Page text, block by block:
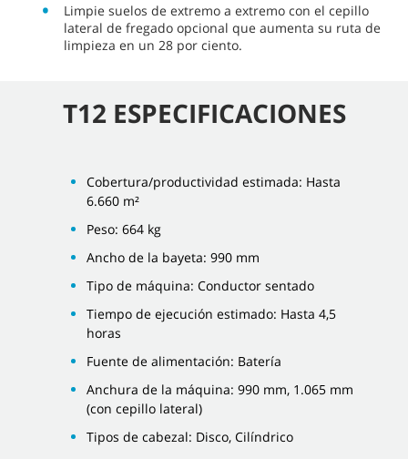
Limpie suelos de extremo a extremo con el cepillo
lateral de fregado opcional que aumenta su ruta de
limpieza en un 28 por ciento.
T12 ESPECIFICACIONES
Cobertura/productividad estimada: Hasta
6.660 m²
Peso: 664 kg
Ancho de la bayeta: 990 mm
Tipo de máquina: Conductor sentado
Tiempo de ejecución estimado: Hasta 4,5
horas
Fuente de alimentación: Batería
Anchura de la máquina: 990 mm, 1.065 mm
(con cepillo lateral)
Tipos de cabezal: Disco, Cilíndrico